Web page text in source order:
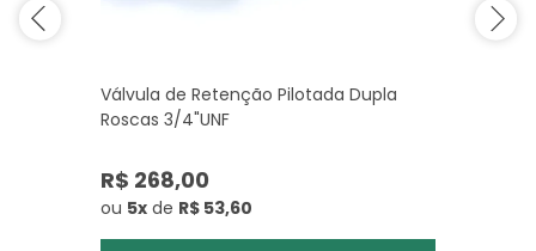
Válvula de Retenção Pilotada Dupla
Roscas 3/4"UNF
R$ 268,00
ou 5x de R$ 53,60